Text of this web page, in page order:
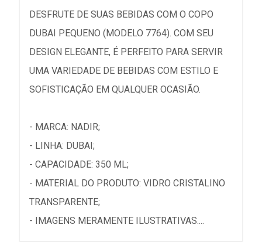
DESFRUTE DE SUAS BEBIDAS COM O COPO
DUBAI PEQUENO (MODELO 7764). COM SEU
DESIGN ELEGANTE, É PERFEITO PARA SERVIR
UMA VARIEDADE DE BEBIDAS COM ESTILO E
SOFISTICAÇÃO EM QUALQUER OCASIÃO.
- MARCA: NADIR;
- LINHA: DUBAI;
- CAPACIDADE: 350 ML;
- MATERIAL DO PRODUTO: VIDRO CRISTALINO
TRANSPARENTE;
- IMAGENS MERAMENTE ILUSTRATIVAS....